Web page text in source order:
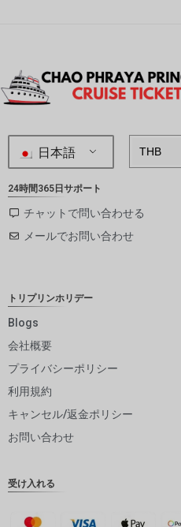
日本語 THB
SEK
AUD
24時間365日サポート
チャットで問い合わせる
メールでお問い合わせ
トリプリンホリデー
Blogs
会社概要
プライバシーポリシー
利用規約
キャンセル/返金ポリシー
お問い合わせ
受け入れる